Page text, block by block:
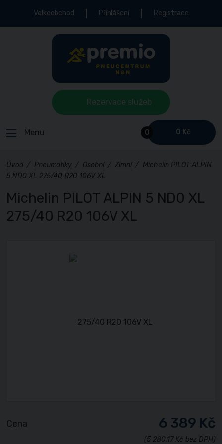
Velkoobchod Přihlášení Registrace
0 0 Kč
Menu
Rezervace služeb
Úvod / Pneumatiky / Osobní / Zimní / Michelin PILOT ALPIN
5 ND0 XL 275/40 R20 106V XL
Michelin PILOT ALPIN 5 ND0 XL
275/40 R20 106V XL
Cena 6 389 Kč
(5 280,17 Kč bez DPH)